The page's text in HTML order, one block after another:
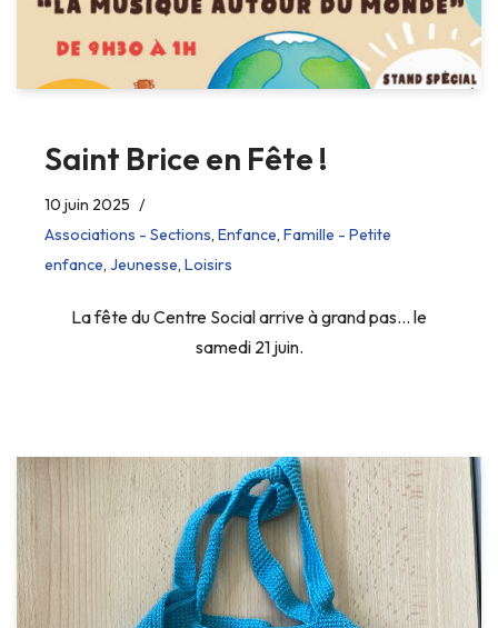
Saint Brice en Fête !
10 juin 2025
Associations - Sections, Enfance, Famille - Petite
enfance, Jeunesse, Loisirs
La fête du Centre Social arrive à grand pas… le
samedi 21 juin.